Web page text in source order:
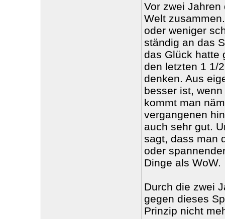
Vor zwei
Welt
oder weniger
ständig an das
das Glück hatte
den letzten 1 1/
denken. Aus
besser ist,
kommt man
vergangenen
auch sehr gut.
sagt, dass man
oder
Dinge als WoW.
Durch die zwei
gegen dieses
Prinzip nicht